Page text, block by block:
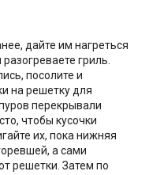
дайте им нагреться
гриль.
посолите и
на решетку для
перекрывали
чтобы кусочки
их, пока нижняя
а сами
решетки. Затем по